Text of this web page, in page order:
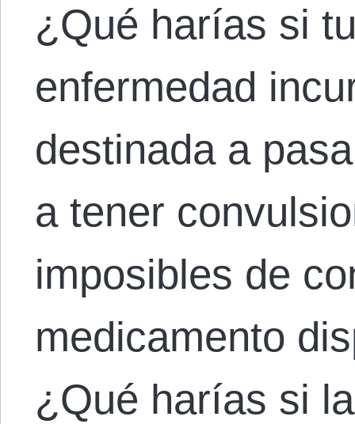
¿Qué harías si
enfermedad
destinada a
a tener
imposibles de
medicamento
¿Qué harías si